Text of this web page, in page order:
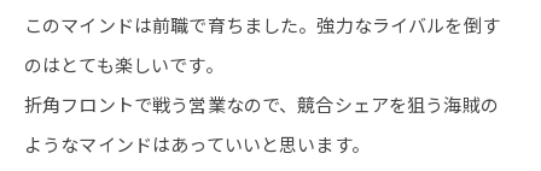
このマインドは前職で育ちました。強力なライバルを倒す
のはとても楽しいです。
折角フロントで戦う営業なので、競合シェアを狙う海賊の
ようなマインドはあっていいと思います。